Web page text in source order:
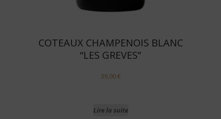
COTEAUX CHAMPENOIS BLANC
“LES GREVES”
39,00€
Lire la suite